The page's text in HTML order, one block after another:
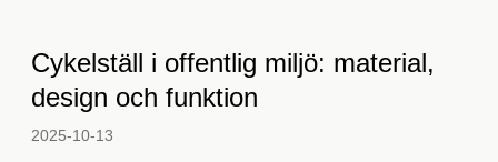
Cykelställ i offentlig miljö: material,
design och funktion
2025-10-13­